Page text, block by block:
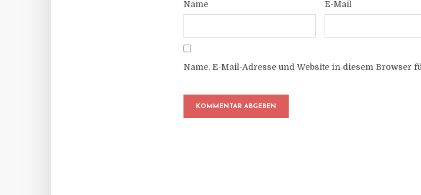
Name E-Mail
Name, E-Mail-Adresse und Website in diesem Browser